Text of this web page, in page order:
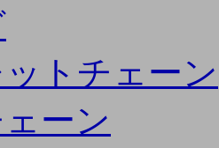
トチェーン
ーン